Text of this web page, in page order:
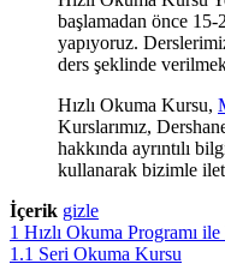
başlamadan önce 15-
yapıyoruz.
ders şeklinde
Hızlı Okuma Kursu,
Kurslarımız,
hakkında ayrıntılı
kullanarak bizimle
İçerik gizle
1 Hızlı Okuma Programı
1.1 Seri Okuma Kursu